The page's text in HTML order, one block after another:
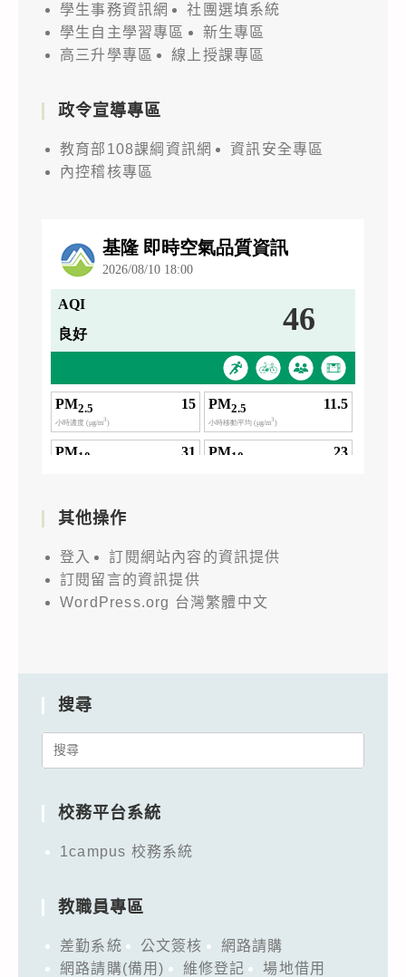
學生事務資訊網
社團選填系統
學生自主學習專區
新生專區
高三升學專區
線上授課專區
政令宣導專區
教育部108課綱資訊網
資訊安全專區
內控稽核專區
其他操作
登入
訂閱網站內容的資訊提供
訂閱留言的資訊提供
WordPress.org 台灣繁體中文
搜尋
Search
校務平台系統
1campus 校務系統
教職員專區
差勤系統 公文簽核
網路請購
網路請購(備用)
維修登記
場地借用